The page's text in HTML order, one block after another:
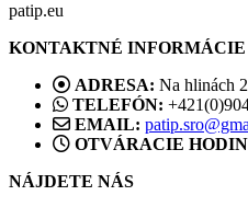
Možnosti
môžete
vybrať
na
stránke
patip.eu
KONTAKTNÉ INFORMÁCIE
ADRESA: Na hlinách
TELEFÓN:
EMAIL:
OTVÁRACIE
NÁJDETE NÁS